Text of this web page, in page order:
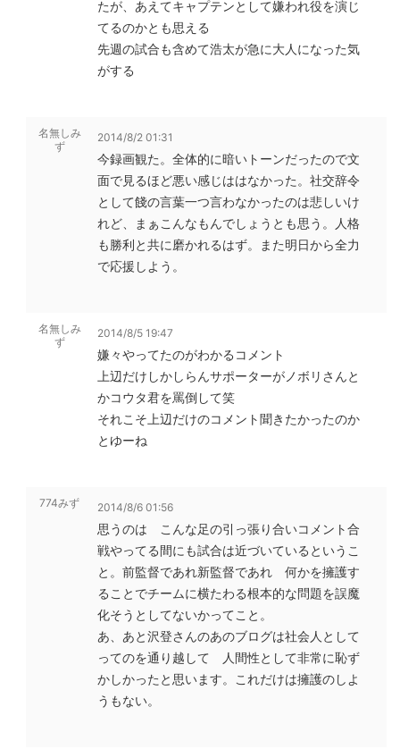
たが、あえてキャプテンとして嫌われ役を演じ
てるのかとも思える
先週の試合も含めて浩太が急に大人になった気
がする
名無しみ
ず
2014/8/2 01:31
今録画観た。全体的に暗いトーンだったので文
面で見るほど悪い感じははなかった。社交辞令
として餞の言葉一つ言わなかったのは悲しいけ
れど、まぁこんなもんでしょうとも思う。人格
も勝利と共に磨かれるはず。また明日から全力
で応援しよう。
名無しみ
ず
2014/8/5 19:47
嫌々やってたのがわかるコメント
上辺だけしかしらんサポーターがノボリさんと
かコウタ君を罵倒して笑
それこそ上辺だけのコメント聞きたかったのか
とゆーね
774みず 2014/8/6 01:56
思うのは こんな足の引っ張り合いコメント合
戦やってる間にも試合は近づいているというこ
と。前監督であれ新監督であれ 何かを擁護す
ることでチームに横たわる根本的な問題を誤魔
化そうとしてないかってこと。
あ、あと沢登さんのあのブログは社会人として
ってのを通り越して 人間性として非常に恥ず
かしかったと思います。これだけは擁護のしよ
うもない。